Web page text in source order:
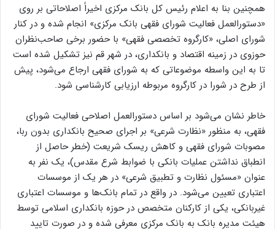
همچنین بنا به اعلام رئیس کل بانک مرکزی اخیراً اصلاحاتی بر روی
«دستورالعمل فعالیت شورای فقهی بانک مرکزی» انجام شده و در کنار
شورای اصلی، «کارگروه تخصصی فقهی» با حضور برخی صاحب‌نظران
حوزوی در زمینه اقتصاد و بانکداری، در شهر قم نیز تشکیل شده است
تا به این واسطه موضوعاتی که به شورای فقهی ارجاع می‌شود، پیش
از طرح در شورا در کارگروه مربوطه ارزیابی کارشناسی شود.
خاطر نشان می‌شود بر اساس دستورالعمل اصلاحی فعالیت شورای
فقهی، به منظور «نظارت شرعی» بر اجرای صحیح بانکداری بدون ربا،
مصوبات شورای فقهی و کاهش ریسک شریعت (خطر حاصل از
انطباق نداشتن عملیات بانکی با ضوابط شرع مقدس)، یک نفر به
عنوان «مسئول نظارت و تطبیق شرعی» در هر یک از موسسات
اعتباری تعیین می‌شود. در واقع در تمام بانک‌ها و موسسات اعتباری
غیربانکی، یکی از کارکنان متخصص در حوزه بانکداری اسلامی توسط
هیئت مدیره بانک به بانک مرکزی معرفی شده و در صورت تایید